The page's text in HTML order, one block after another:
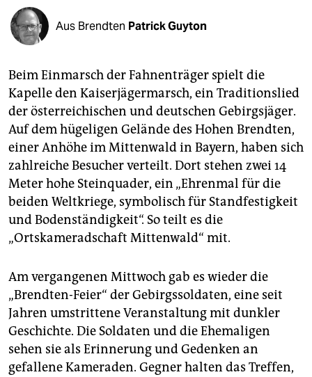
shop
fragen & hilfe
abo
genossenschaft
epaper login
Aus Brendten Patrick Guyton
Beim Einmarsch der Fahnenträger spielt die
Kapelle den Kaiserjägermarsch, ein Traditionslied
der österreichischen und deutschen Gebirgsjäger.
Auf dem hügeligen Gelände des Hohen Brendten,
einer Anhöhe im Mittenwald in Bayern, haben sich
zahlreiche Besucher verteilt. Dort stehen zwei 14
Meter hohe Steinquader, ein „Ehrenmal für die
beiden Weltkriege, symbolisch für Standfestigkeit
und Bodenständigkeit“. So teilt es die
„Ortskameradschaft Mittenwald“ mit.
Am vergangenen Mittwoch gab es wieder die
„Brendten-Feier“ der Gebirgssoldaten, eine seit
Jahren umstrittene Veranstaltung mit dunkler
Geschichte. Die Soldaten und die Ehemaligen
sehen sie als Erinnerung und Gedenken an
gefallene Kameraden. Gegner halten das Treffen,